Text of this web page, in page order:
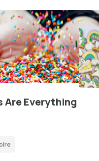
Are Everything